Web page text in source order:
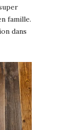
famille.
dans